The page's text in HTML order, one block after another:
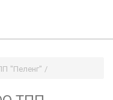
"Пеленг" /